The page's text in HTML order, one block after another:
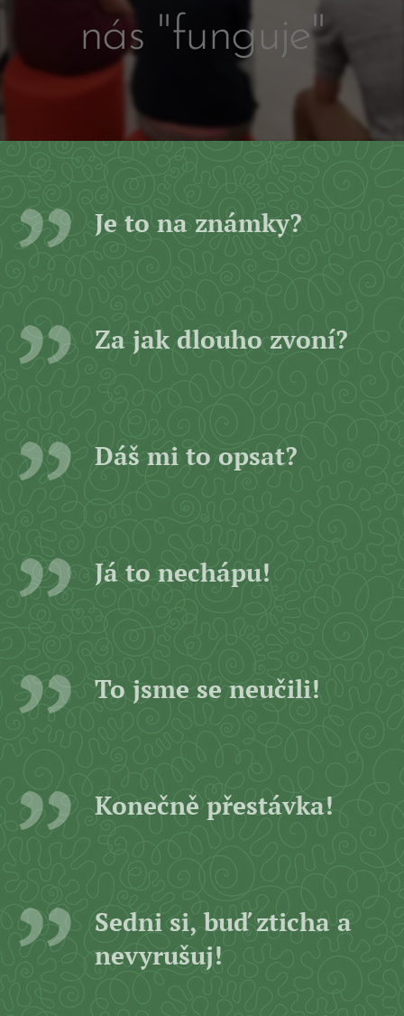
nás "funguje"
Je to na známky?
Za jak dlouho zvoní?
Dáš mi to opsat?
Já to nechápu!
To jsme se neučili!
Konečně přestávka!
Sedni si, buď zticha a
nevyrušuj!